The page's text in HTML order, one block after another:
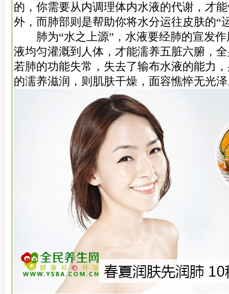
的，你需要从内调理体内水液的代谢，才
外，而肺部则是帮助你将水分运往皮肤的“
肺为“水之上源”，水液要经肺的宣发作
液均匀灌溉到人体，才能濡养五脏六腑，
若肺的功能失常，失去了输布水液的能力
的濡养滋润，则肌肤干燥，面容憔悴无光